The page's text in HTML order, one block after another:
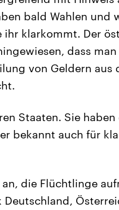
bald Wahlen und
klarkommt. Der
dass
von Geldern aus
Staaten. Sie haben
bekannt auch für
die Flüchtlinge